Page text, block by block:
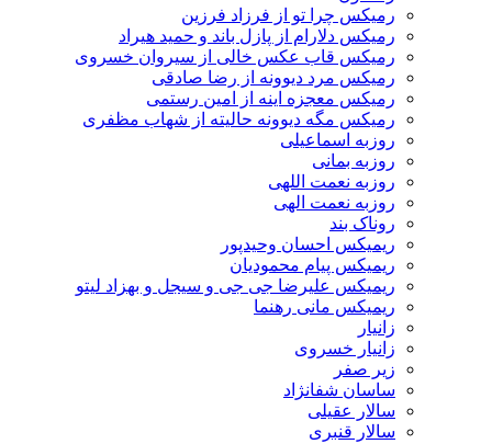
رمیکس چرا تو از فرزاد فرزین
رمیکس دلارام از پازل باند و حمید هیراد
رمیکس قاب عکس خالی از سیروان خسروی
رمیکس مرد دیوونه از رضا صادقی
رمیکس معجزه اینه از امین رستمی
رمیکس مگه دیوونه حالیته از شهاب مظفری
روزبه اسماعیلی
روزبه بمانی
روزبه نعمت اللهی
روزبه نعمت الهی
روناک بند
ریمیکس احسان وحیدپور
ریمیکس پیام محمودیان
ریمیکس علیرضا جی جی و سیجل و بهزاد لیتو
ریمیکس مانی رهنما
زانیار
زانیار خسروی
زیر صفر
ساسان شفانژاد
سالار عقیلی
سالار قنبری